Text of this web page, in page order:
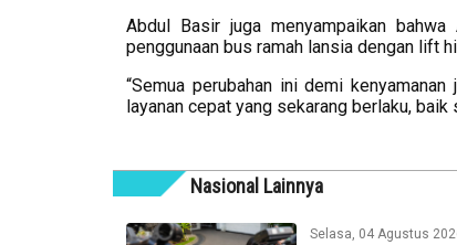
Abdul Basir juga menyampaikan
penggunaan bus ramah lansia dengan lift
“Semua perubahan ini demi
layanan cepat yang sekarang berlaku, baik
Nasional Lainnya
Selasa, 04 Agustus